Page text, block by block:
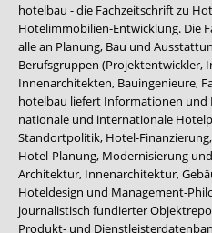
hotelbau - die Fachzeitschrift zu
Hotelimmobilien-Entwicklung. Die
alle an Planung, Bau und
Berufsgruppen (Projektentwickler,
Innenarchitekten, Bauingenieure,
hotelbau liefert Informationen
nationale und internationale
Standortpolitik, Hotel-
Hotel-Planung, Modernisierung
Architektur, Innenarchitektur,
Hoteldesign und Management-
journalistisch fundierter
Produkt- und